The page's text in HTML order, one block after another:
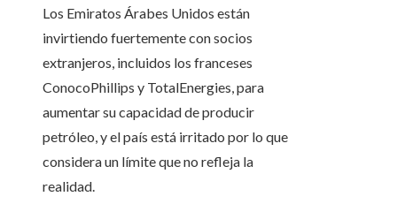
Los Emiratos Árabes Unidos están
invirtiendo fuertemente con socios
extranjeros, incluidos los franceses
ConocoPhillips y TotalEnergies, para
aumentar su capacidad de producir
petróleo, y el país está irritado por lo que
considera un límite que no refleja la
realidad.